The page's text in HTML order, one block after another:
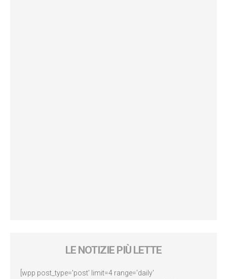
LE NOTIZIE PIÙ LETTE
[wpp post_type='post' limit=4 range='daily'